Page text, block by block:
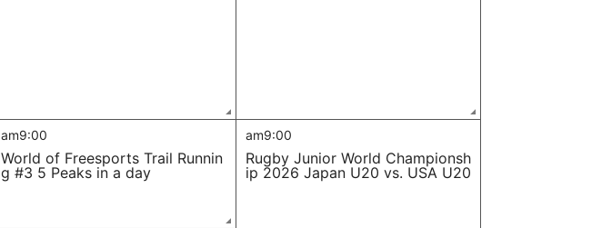
am9:00
World of Freesports Trail Runnin
g #3 5 Peaks in a day
am9:00
Rugby Junior World Championsh
ip 2026 Japan U20 vs. USA U20